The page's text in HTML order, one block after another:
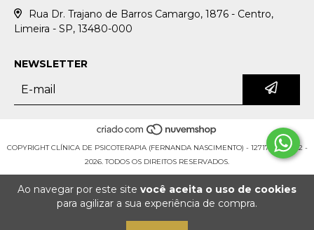
Ao navegar por este site você aceita o uso de cookies
para agilizar a sua experiência de compra.
Rua Dr. Trajano de Barros Camargo, 1876 - Centro,
Limeira - SP, 13480-000
NEWSLETTER
COPYRIGHT CLÍNICA DE PSICOTERAPIA (FERNANDA NASCIMENTO) - 12717361000132 -
2026. TODOS OS DIREITOS RESERVADOS.